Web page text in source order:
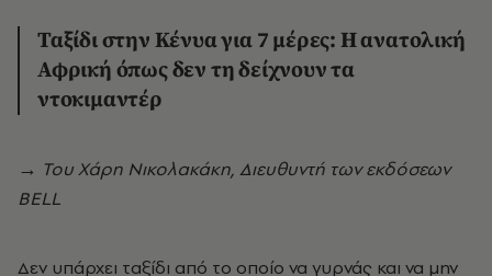
Ταξίδι στην Κένυα για 7 μέρες: Η ανατολική
Αφρική όπως δεν τη δείχνουν τα
ντοκιμαντέρ
→ Του Χάρη Νικολακάκη, Διευθυντή των εκδόσεων
BELL
Δεν υπάρχει ταξίδι από το οποίο να γυρνάς και να μην